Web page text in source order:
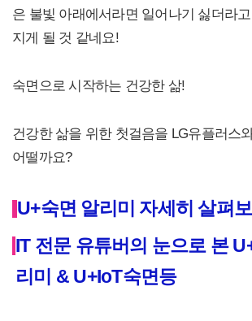
은 불빛 아래에서라면 일어나기 싫더라
지게 될 것 같네요!
숙면으로 시작하는 건강한 삶!
건강한 삶을 위한 첫걸음을 LG유플러스
어떨까요?
U+숙면 알리미 자세히 살펴보
IT 전문 유튜버의 눈으로 본
리미 & U+IoT숙면등